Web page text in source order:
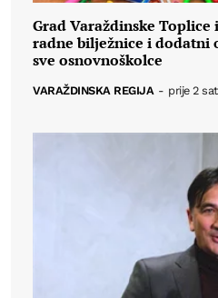
Grad Varaždinske
radne bilježnice i dodatni
sve osnovnoškolce
VARAŽDINSKA REGIJA - prije 2